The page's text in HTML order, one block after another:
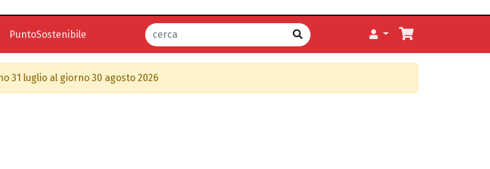
PuntoSostenibile
31 luglio al giorno 30 agosto 2026